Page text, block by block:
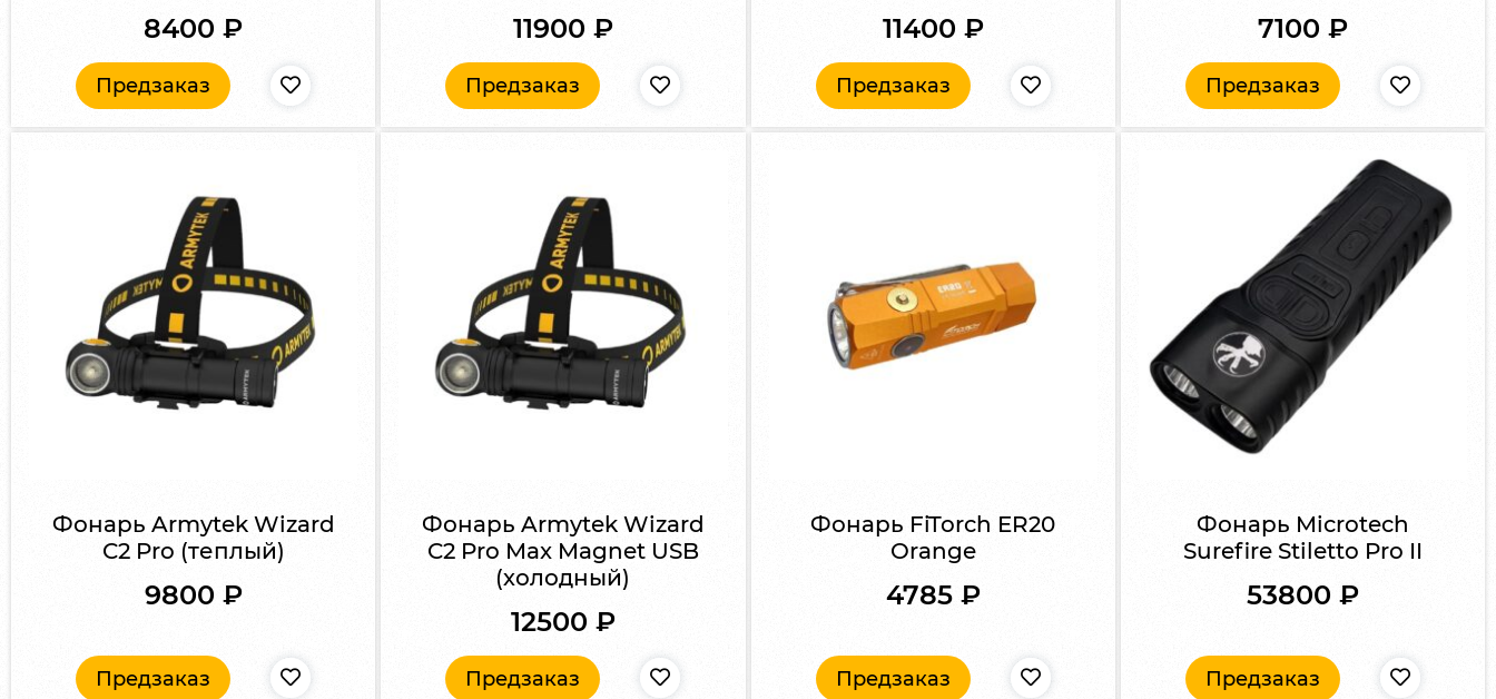
8400₽
Предзаказ
11900 ₽
Предзаказ
11400 ₽
Предзаказ
7100 ₽
Предзаказ
Фонарь Armytek Wizard
C2 Pro (теплый)
9800 ₽
Предзаказ
Фонарь Armytek Wizard
C2 Pro Max Magnet USB
(холодный)
12500 ₽
Предзаказ
Фонарь FiTorch ER20
Orange
4785 ₽
Предзаказ
Фонарь Microtech
Surefire Stiletto Pro II
53800 ₽
Предзаказ